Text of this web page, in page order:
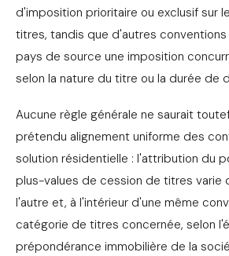
d'imposition prioritaire ou exclusif sur
titres, tandis que d'autres
pays de source une imposition
selon la nature du titre ou la durée de
Aucune règle générale ne saurait
prétendu alignement uniforme des
solution résidentielle : l'attribution du
plus-values de cession de titres varie
l'autre et, à l'intérieur d'une même
catégorie de titres concernée, selon
prépondérance immobilière de la